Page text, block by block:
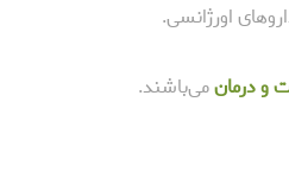
اورژانسی.
و درمانمی‌باشند.